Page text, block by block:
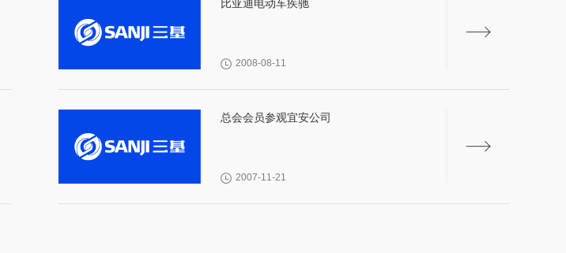
比亚迪电动车疾驰
2008-08-11
总会会员参观宜安公司
2007-11-21